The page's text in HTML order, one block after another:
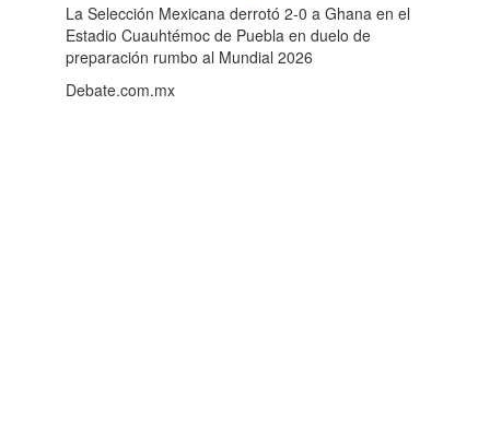
La Selección Mexicana derrotó 2-0 a Ghana en el
Estadio Cuauhtémoc de Puebla en duelo de
preparación rumbo al Mundial 2026
Debate.com.mx